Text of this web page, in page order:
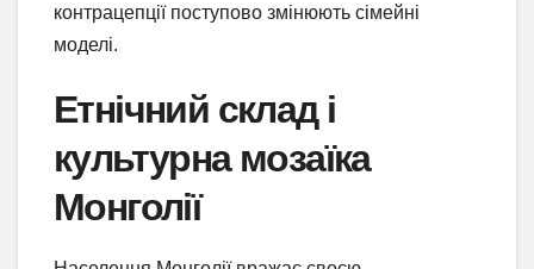
контрацепції поступово змінюють сімейні
моделі.
Етнічний склад і
культурна мозаїка
Монголії